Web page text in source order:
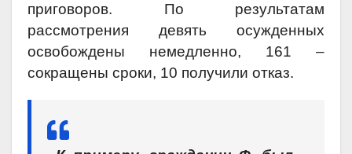
приговоров. По результатам
рассмотрения девять осужденных
освобождены немедленно, 161 –
сокращены сроки, 10 получили отказ.